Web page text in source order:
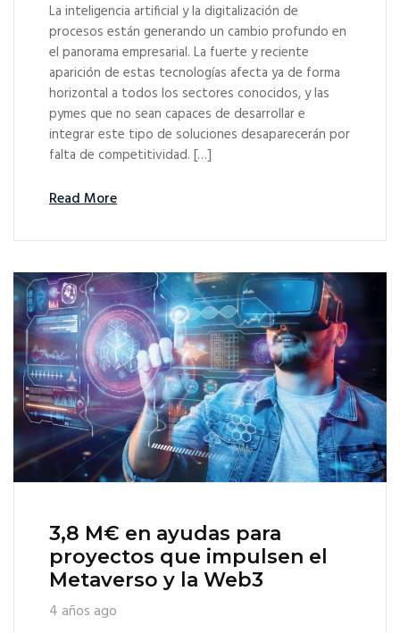
La inteligencia artificial y la digitalización de
procesos están generando un cambio profundo en
el panorama empresarial. La fuerte y reciente
aparición de estas tecnologías afecta ya de forma
horizontal a todos los sectores conocidos, y las
pymes que no sean capaces de desarrollar e
integrar este tipo de soluciones desaparecerán por
falta de competitividad. […]
Read More
3,8 M€ en ayudas para
proyectos que impulsen el
Metaverso y la Web3
4 años ago